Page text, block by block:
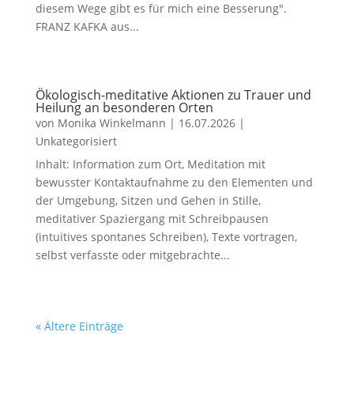
diesem Wege gibt es für mich eine Besserung".
FRANZ KAFKA aus...
Ökologisch-meditative Aktionen zu Trauer und
Heilung an besonderen Orten
von Monika Winkelmann | 16.07.2026|
Unkategorisiert
Inhalt: Information zum Ort, Meditation mit
bewusster Kontaktaufnahme zu den Elementen und
der Umgebung, Sitzen und Gehen in Stille,
meditativer Spaziergang mit Schreibpausen
(intuitives spontanes Schreiben), Texte vortragen,
selbst verfasste oder mitgebrachte...
« Ältere Einträge